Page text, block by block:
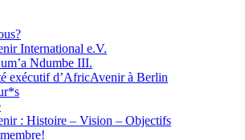
International e.V.
Ndumbe III.
exécutif d’AfricAvenir à Berlin
: Histoire – Vision – Objectifs